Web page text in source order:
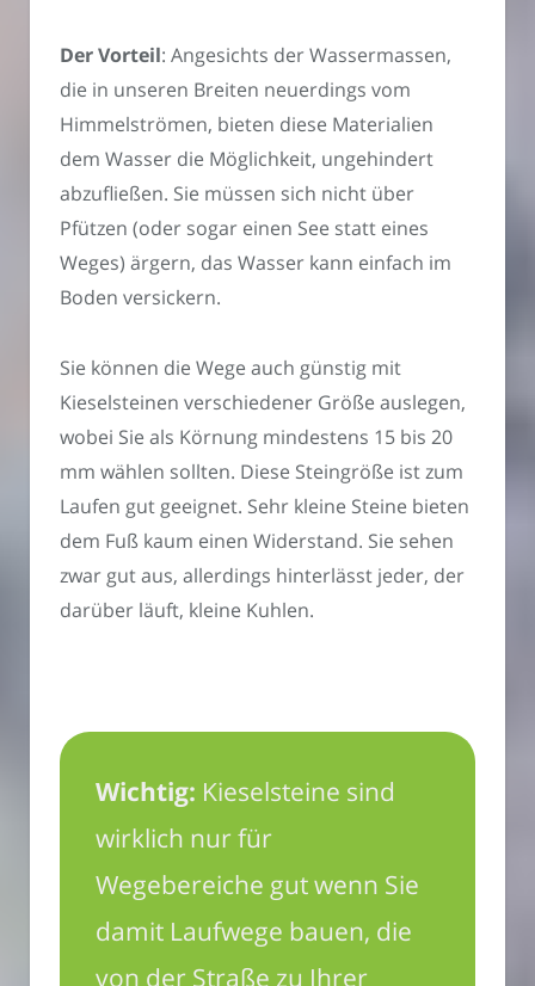
Der Vorteil: Angesichts der Wassermassen,
die in unseren Breiten neuerdings vom
Himmelströmen, bieten diese Materialien
dem Wasser die Möglichkeit, ungehindert
abzufließen. Sie müssen sich nicht über
Pfützen (oder sogar einen See statt eines
Weges) ärgern, das Wasser kann einfach im
Boden versickern.
Sie können die Wege auch günstig mit
Kieselsteinen verschiedener Größe auslegen,
wobei Sie als Körnung mindestens 15 bis 20
mm wählen sollten. Diese Steingröße ist zum
Laufen gut geeignet. Sehr kleine Steine bieten
dem Fuß kaum einen Widerstand. Sie sehen
zwar gut aus, allerdings hinterlässt jeder, der
darüber läuft, kleine Kuhlen.
Wichtig: Kieselsteine sind
wirklich nur für
Wegebereiche gut wenn Sie
damit Laufwege bauen, die
von der Straße zu Ihrer